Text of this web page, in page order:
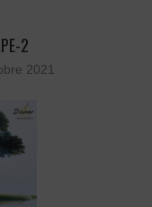
2
2021